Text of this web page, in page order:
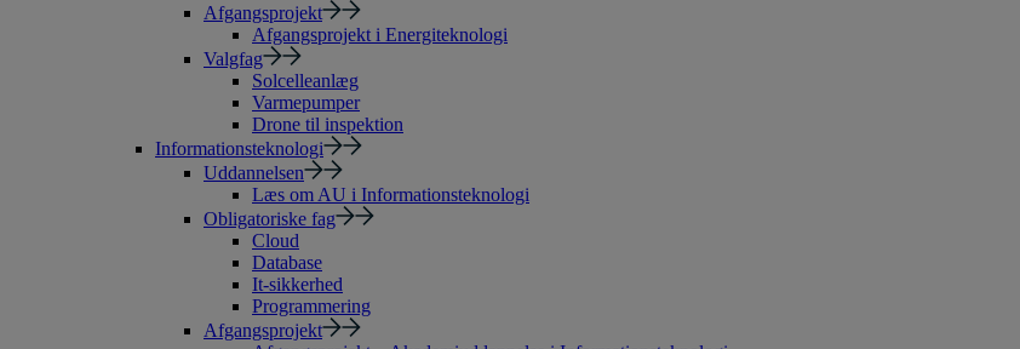
Afgangsprojekt
Afgangsprojekt i Energiteknologi
Valgfag
Solcelleanlæg
Varmepumper
Drone til inspektion
Informationsteknologi
Uddannelsen
Læs om AU i Informationsteknologi
Obligatoriske fag
Cloud
Database
It-sikkerhed
Programmering
Afgangsprojekt